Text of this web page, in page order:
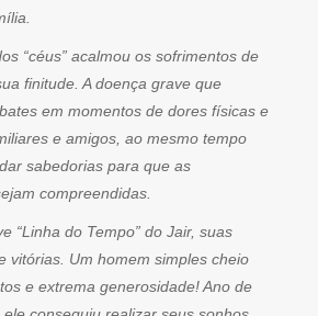
“céus” acalmou os sofrimentos de
finitude. A doença grave que
em momentos de dores físicas e
e amigos, ao mesmo tempo
sabedorias para que as
compreendidas.
“Linha do Tempo” do Jair, suas
vitórias. Um homem simples cheio
e extrema generosidade! Ano de